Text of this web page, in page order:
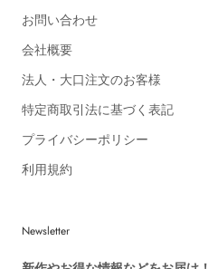
お問い合わせ
会社概要
法人・大口注文のお客様
特定商取引法に基づく表記
プライバシーポリシー
利用規約
Newsletter